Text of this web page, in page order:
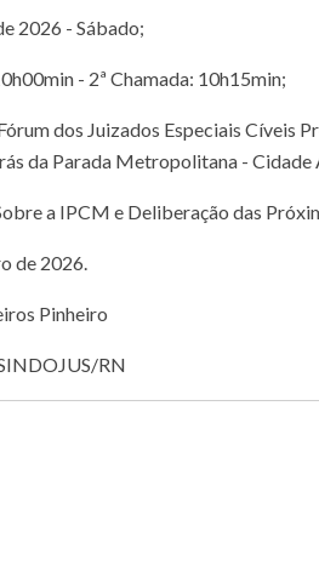
2026 - Sábado;
- 2ª Chamada: 10h15min;
dos Juizados Especiais Cíveis
da Parada Metropolitana -
a IPCM e Deliberação das
de 2026.
Pinheiro
RN